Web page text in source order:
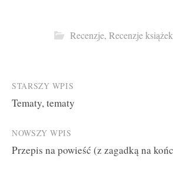
Recenzje, Recenzje książek
Post
navigation
STARSZY WPIS
Tematy, tematy
NOWSZY WPIS
Przepis na powieść (z zagadką na